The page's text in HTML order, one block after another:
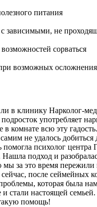
питания
зависимыми, не
сорваться
возможных
в клинику Нарколог-
употребляет
комнате всю эту
самим не удалось добиться
психолог центра
подход и
мы за это время пережили
после сеймейных
которая была
и стали настоящей
помощь!